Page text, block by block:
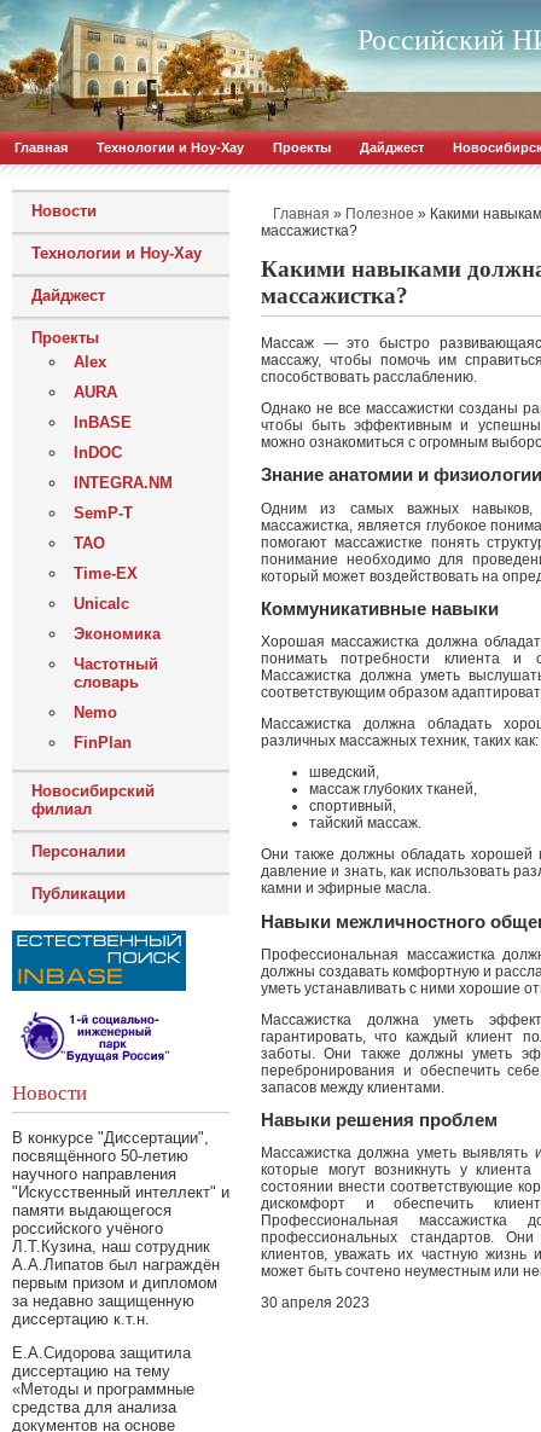
Российский
Главная Технологии и Ноу-Хау Проекты Дайджест
Новости
Технологии и Ноу-Хау
Дайджест
Проекты
Alex
AURA
InBASE
InDOC
INTEGRA.NM
SemP-T
ТАО
Time-EX
Unicalc
Экономика
Частотный
словарь
Nemo
FinPlan
Новосибирский
филиал
Персоналии
Публикации
Новости
В конкурсе "Диссертации",
посвящённого 50-летию
научного направления
"Искусственный интеллект" и
памяти выдающегося
российского учёного
Л.Т.Кузина, наш сотрудник
А.А.Липатов был награждён
первым призом и дипломом
за недавно защищенную
диссертацию к.т.н.
Е.А.Сидорова защитила
диссертацию на тему
«Методы и программные
средства для анализа
документов на основе
Главная » Полезное » Какими
массажистка?
Какими навыками
массажистка?
Массаж — это быстро
массажу, чтобы помочь им
способствовать расслаблению.
Однако не все массажистки созданы
чтобы быть эффективным и
можно ознакомиться с огромным
Знание анатомии и физиологии
Одним из самых важных навыков,
массажистка, является глубокое
помогают массажистке понять
понимание необходимо для
который может воздействовать на
Коммуникативные навыки
Хорошая массажистка должна
понимать потребности клиента и
Массажистка должна уметь
соответствующим образом
Массажистка должна обладать
различных массажных техник, таких как:
шведский,
массаж глубоких тканей,
спортивный,
тайский массаж.
Они также должны обладать хорошей
давление и знать, как использовать
камни и эфирные масла.
Навыки межличностного
Профессиональная массажистка
должны создавать комфортную и
уметь устанавливать с ними хорошие
Массажистка должна уметь
гарантировать, что каждый клиент
заботы. Они также должны уметь
перебронирования и обеспечить
запасов между клиентами.
Навыки решения проблем
Массажистка должна уметь
которые могут возникнуть у
состоянии внести соответствующие
дискомфорт и обеспечить
Профессиональная массажистка
профессиональных стандартов.
клиентов, уважать их частную жизнь
может быть сочтено неуместным или
30 апреля 2023